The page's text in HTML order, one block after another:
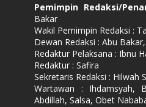
Pemimpin Redaksi/
Bakar
Wakil Pemimpin Redaksi :
Dewan Redaksi : Abu
Redaktur Pelaksana : Ibnu
Redaktur : Safira
Sekretaris Redaksi : Hilwah
Wartawan : Ihdamsyah,
Abdillah, Salsa, Obet